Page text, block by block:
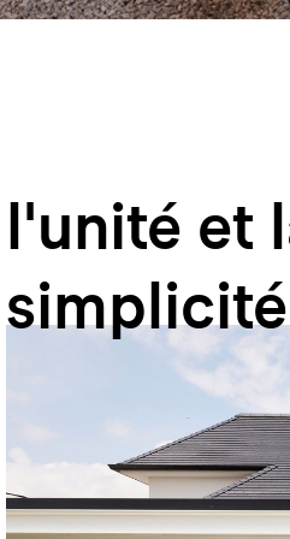
l'unité et
simplicité